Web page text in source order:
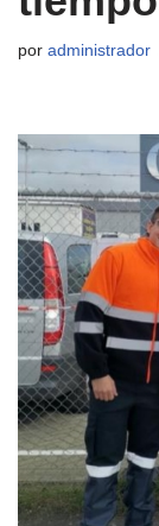
por administrador